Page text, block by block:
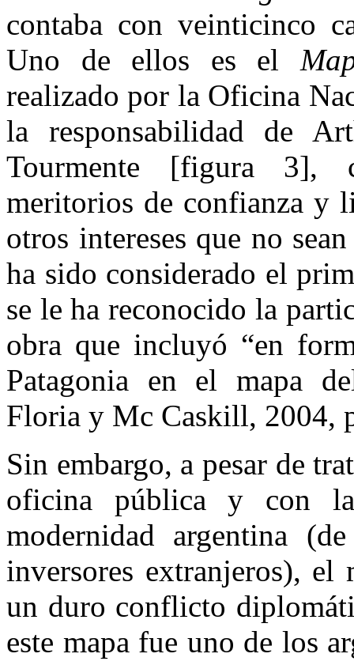
contaba con veinticinco
Uno de ellos es el
realizado por la Oficina
la responsabilidad de
Tourmente [figura 3],
meritorios de confianza y
otros intereses que no
ha sido considerado el
se le ha reconocido la
obra que incluyó “en
Patagonia en el mapa
Floria y Mc Caskill, 2004,
Sin embargo, a pesar de
oficina pública y con
modernidad argentina
inversores extranjeros), el
un duro conflicto
este mapa fue uno de los